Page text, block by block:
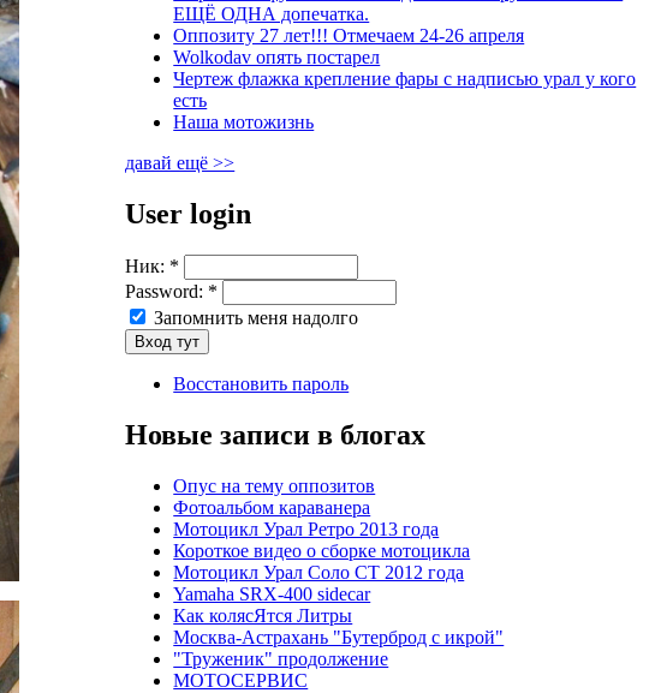
ЕЩЁ ОДНА допечатка.
Оппозиту 27 лет!!! Отмечаем 24-26 апреля
Wolkodav опять постарел
Чертеж флажка крепление фары с надписью урал у кого
есть
Наша мотожизнь
давай ещё >>
User login
Ник: *
Password: *
Запомнить меня надолго
Восстановить пароль
Новые записи в блогах
Опус на тему оппозитов
Фотоальбом караванера
Мотоцикл Урал Ретро 2013 года
Короткое видео о сборке мотоцикла
Мотоцикл Урал Соло СТ 2012 года
Yamaha SRX-400 sidecar
Как колясЯтся Литры
Москва-Астрахань "Бутерброд с икрой"
"Труженик" продолжение
МОТОСЕРВИС